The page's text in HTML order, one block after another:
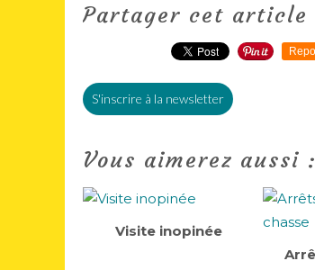
Partager cet article
S'inscrire à la newsletter
Vous aimerez aussi :
Visite inopinée